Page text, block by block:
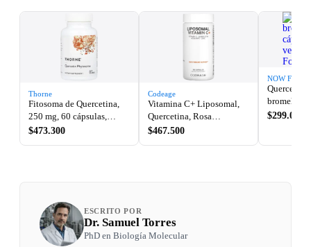
Thorne
Fitosoma de Quercetina,
250 mg, 60 cápsulas,
Thorne
$473.300
Codeage
Vitamina C+ Liposomal,
Quercetina, Rosa
Mosqueta y Zinc, 180
$467.500
NOW Foods
Quercetina
vegetales,
$299.000
ESCRITO POR
Dr. Samuel Torres
PhD en Biología Molecular